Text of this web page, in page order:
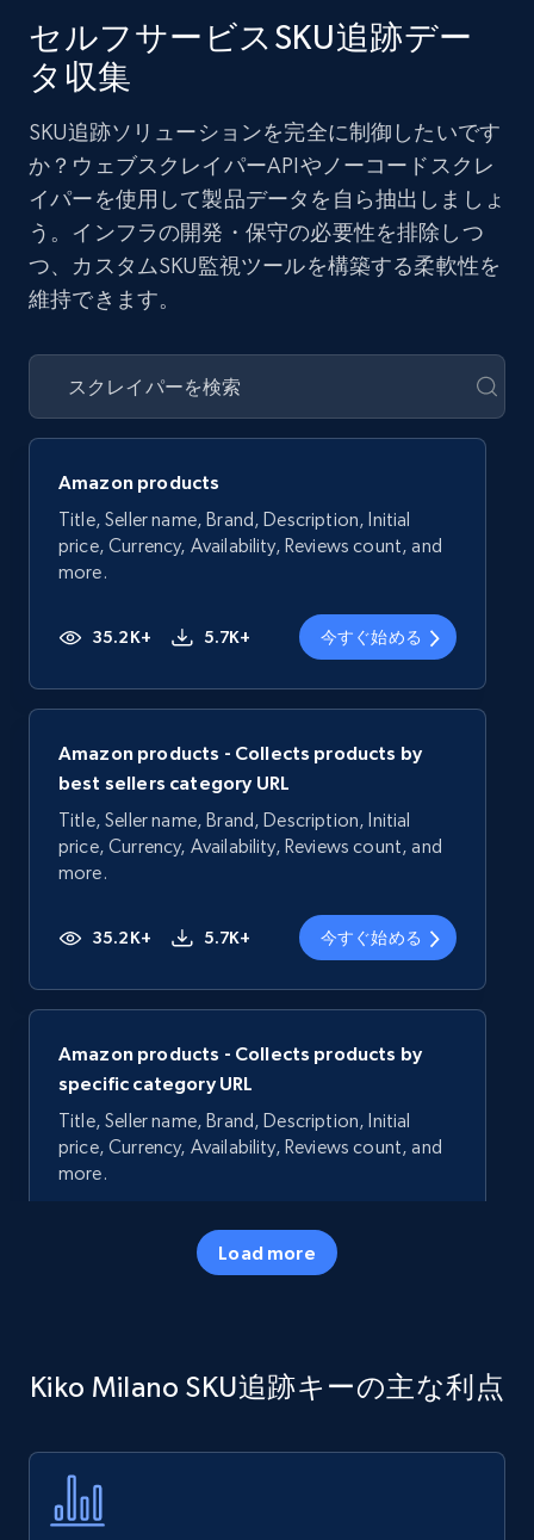
セルフサービスSKU追跡デー
タ収集
SKU追跡ソリューションを完全に制御したいです
か？ウェブスクレイパーAPIやノーコードスクレ
イパーを使用して製品データを自ら抽出しましょ
う。インフラの開発・保守の必要性を排除しつ
つ、カスタムSKU監視ツールを構築する柔軟性を
維持できます。
Amazon products
Title, Seller name, Brand, Description, Initial
price, Currency, Availability, Reviews count, and
more.
35.2K+ 5.7K+ 今すぐ始める
Amazon products - Collects products by
best sellers category URL
Title, Seller name, Brand, Description, Initial
price, Currency, Availability, Reviews count, and
more.
35.2K+ 5.7K+ 今すぐ始める
Amazon products - Collects products by
specific category URL
Title, Seller name, Brand, Description, Initial
price, Currency, Availability, Reviews count, and
more.
5.7K+ 今すぐ始める
specific keywords
price, Currency, Availability, Reviews count, and
more.
Load more
Kiko Milano SKU追跡キーの主な利点